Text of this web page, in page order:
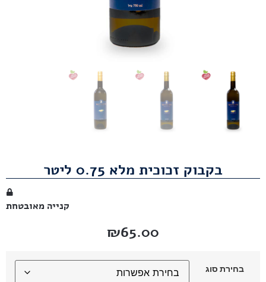
בקבוק זכוכית מלא 0.75 ליטר
קנייה מאובטחת
₪65.00
בחירת סוג